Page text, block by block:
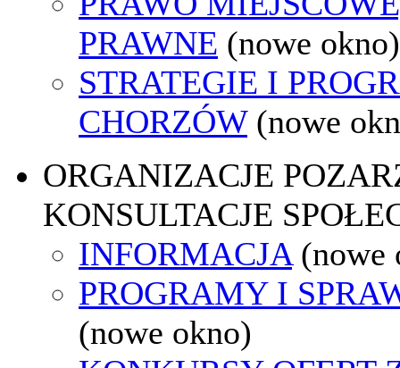
PRAWNE (nowe okno)
STRATEGIE I
CHORZÓW (nowe
ORGANIZACJE
KONSULTACJE
INFORMACJA (nowe
PROGRAMY I
(nowe okno)